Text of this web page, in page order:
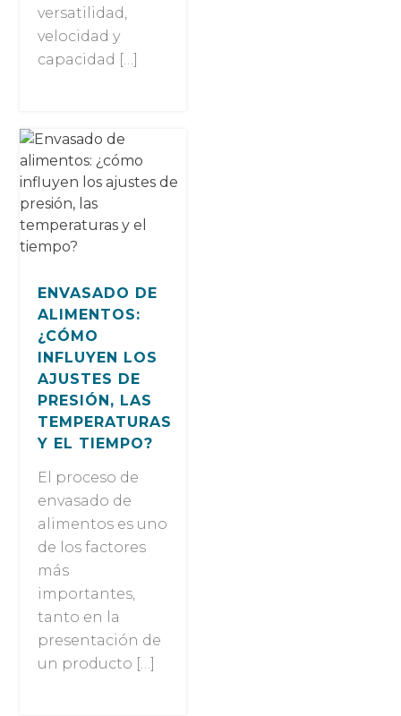
versatilidad,
velocidad y
capacidad […]
ENVASADO DE
ALIMENTOS:
¿CÓMO
INFLUYEN LOS
AJUSTES DE
PRESIÓN, LAS
TEMPERATURAS
Y EL TIEMPO?
El proceso de
envasado de
alimentos es uno
de los factores
más
importantes,
tanto en la
presentación de
un producto […]